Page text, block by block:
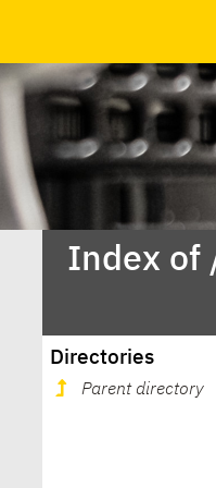
Index of
Directories
Parent directory